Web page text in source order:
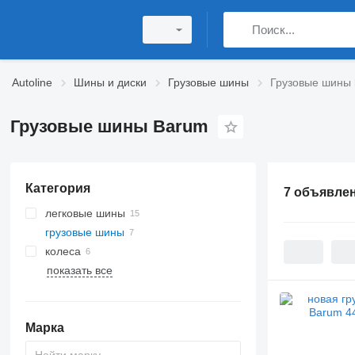
Autoline Шины и диски Грузовые шины Грузовые шины
Грузовые шины Barum
Категория
легковые шины
грузовые шины
колеса
показать все
Марка
7